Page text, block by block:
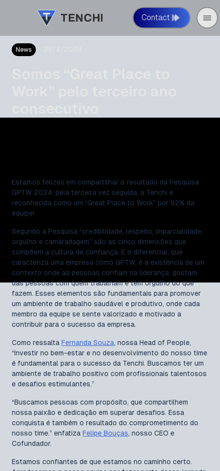
Contact
News
Estamos felizes em compartilhar o resultado da Pesquisa
GPTW 2024: pela terceira vez seguida, a Tenchi é
reconhecida como um “Great Place to Work” por 92% da
equipe!
Segundo a Pesquisa “credibilidade, respeito, imparcialidade,
orgulho e camaradagem” são as cinco dimensões que
compõem a cultura de confiança. E o diferencial, que
caracteriza uma empresa como GPTW, é a existência de um
contexto onde as pessoas confiam na liderança, gostam
das pessoas com quem trabalham e têm orgulho do que
fazem. Esses elementos são fundamentais para promover
um ambiente de trabalho saudável e produtivo, onde cada
membro da equipe se sente valorizado e motivado a
contribuir para o sucesso da empresa.
Como ressaltaFernanda Souza, nossa Head of People,
“Investir no bem-estar e no desenvolvimento do nosso time
é fundamental para o sucesso da Tenchi. Buscamos ter um
ambiente de trabalho positivo com profissionais talentosos
e desafios estimulantes.”
“Buscamos pessoas com propósito, que compartilhem
nossa paixão e dedicação em superar desafios. Essa
conquista é também o resultado do comprometimento do
nosso time.” enfatizaFelipe Bouças, nosso CEO e
Cofundador.
Estamos confiantes de que estamos no caminho certo.